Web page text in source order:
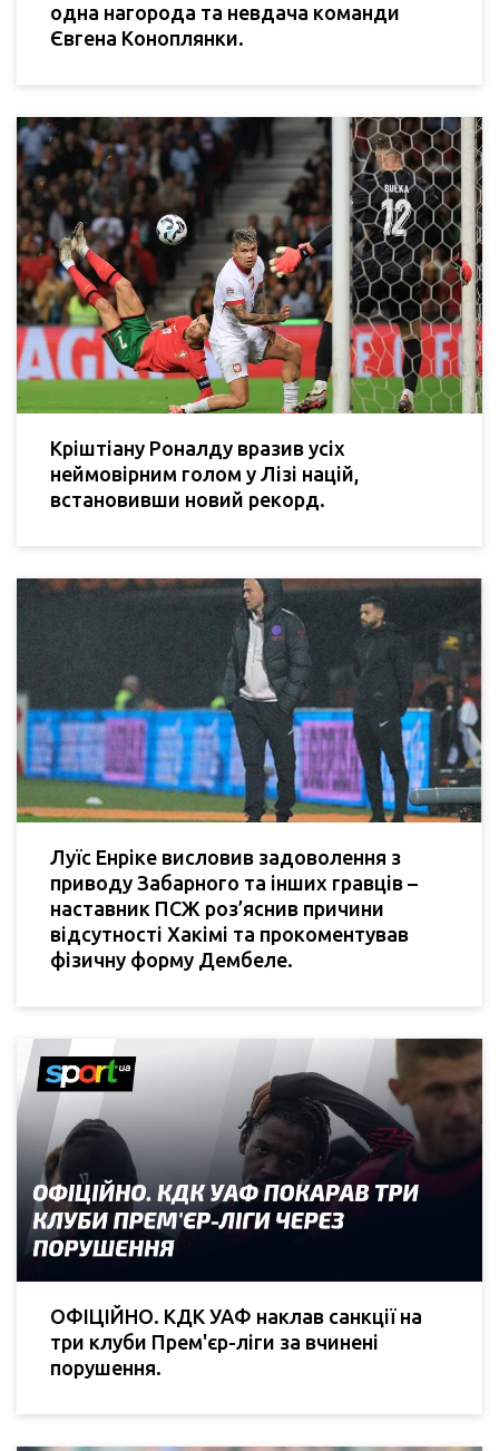
одна нагорода та невдача команди
Євгена Коноплянки.
Кріштіану Роналду вразив усіх
неймовірним голом у Лізі націй,
встановивши новий рекорд.
Луїс Енріке висловив задоволення з
приводу Забарного та інших гравців –
наставник ПСЖ роз’яснив причини
відсутності Хакімі та прокоментував
фізичну форму Дембеле.
ОФІЦІЙНО. КДК УАФ наклав санкції на
три клуби Прем'єр-ліги за вчинені
порушення.